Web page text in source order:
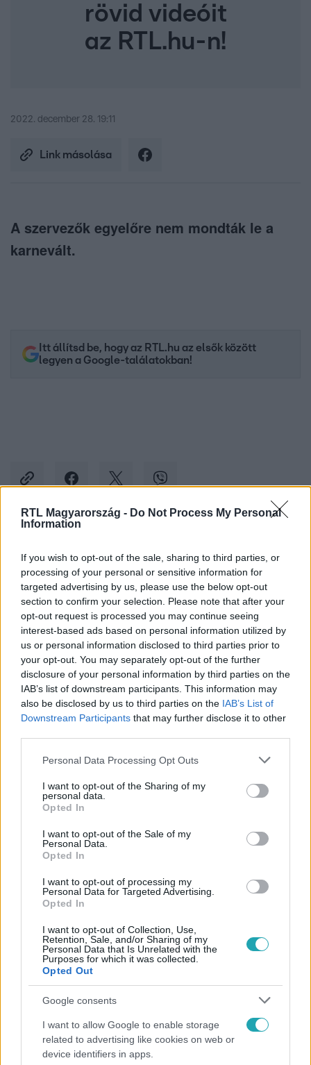
RTL Magyarország - Do Not Process My Personal
Information
If you wish to opt-out of the sale, sharing to third parties, or
processing of your personal or sensitive information for
targeted advertising by us, please use the below opt-out
section to confirm your selection. Please note that after your
opt-out request is processed you may continue seeing
interest-based ads based on personal information utilized by
us or personal information disclosed to third parties prior to
your opt-out. You may separately opt-out of the further
disclosure of your personal information by third parties on the
IAB’s list of downstream participants. This information may
also be disclosed by us to third parties on the IAB’s List of
Downstream Participants that may further disclose it to other
Please note that this website/app uses one or more Google
not limited to your visit or usage behaviour. You may click to
grant or deny consent to Google and its third-party tags to
use your data for below specified purposes in below Google
consent section.
Personal Data Processing Opt Outs
I want to opt-out of the Sharing of my
personal data.
Opted In
I want to opt-out of the Sale of my
Personal Data.
Opted In
I want to opt-out of processing my
Personal Data for Targeted Advertising.
Opted In
I want to opt-out of Collection, Use,
Retention, Sale, and/or Sharing of my
Personal Data that Is Unrelated with the
Purposes for which it was collected.
Opted Out
Google consents
I want to allow Google to enable storage
related to advertising like cookies on web or
device identifiers in apps.
rövid videóit
az RTL.hu-n!
2022. december 28. 19:11
Link másolása
A szervezők egyelőre nem mondták le a
karnevált.
Itt állítsd be, hogy az RTL.hu az elsők között
legyen a Google-találatokban!
Facebookon is!
Követem
KÜLFÖLD #KARNEVÁL #FESZTIVÁL #NIGÉRIA
Népszerű
Megválasztották Európa legszebb épületét –
magyar lett az első